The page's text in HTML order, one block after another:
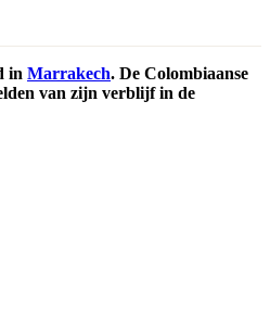
in Marrakech. De Colombiaanse
van zijn verblijf in de